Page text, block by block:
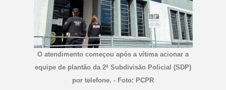
O atendimento começou após a vítima acionar a
equipe de plantão da 2ª Subdivisão Policial (SDP)
por telefone. - Foto: PCPR